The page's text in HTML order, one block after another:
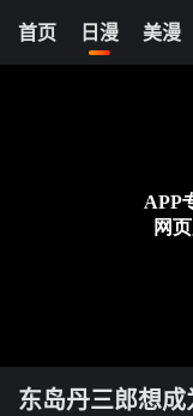
首页 日漫 美漫
东岛丹三郎想